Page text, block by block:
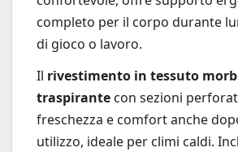
completo per il corpo durante
di gioco o lavoro.
Il rivestimento in tessuto
traspirante con sezioni
freschezza e comfort anche
utilizzo, ideale per climi caldi.